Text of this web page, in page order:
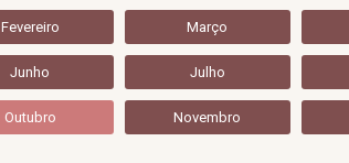
Fevereiro Março
Junho Julho
Outubro Novembro